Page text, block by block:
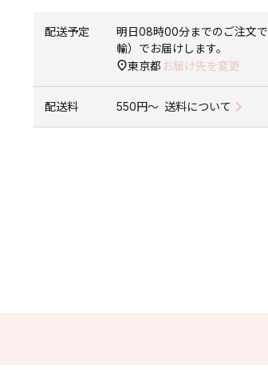
配送予定 明日08時00分までのご注文で
輸） でお届けします。
東京都 お届け先を変更
配送料 550円〜 送料について